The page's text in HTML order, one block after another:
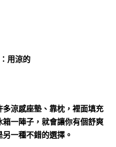
用涼的
涼感座墊、靠枕，裡面填充
一陣子，就會讓你有個舒爽
一種不錯的選擇。